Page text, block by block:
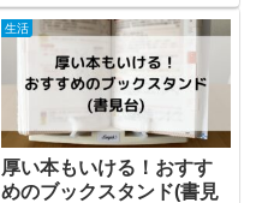
生活
厚い本もいける！おすす
めのブックスタンド(書見